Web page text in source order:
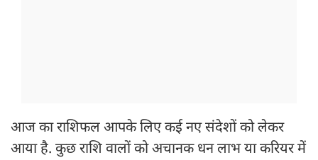
आज का राशिफल आपके लिए कई नए संदेशों को लेकर
आया है. कुछ राशि वालों को अचानक धन लाभ या करियर में